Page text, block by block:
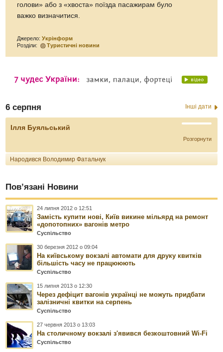
голови» або з «хвоста» поїзда пасажирам було
важко визначитися.
Джерело:Укрінформ
Розділи:
Туристичні новини
6 серпня Інші дати
Ілля Буяльський
Розгорнути
Народився Володимир Фатальчук
Пов’язані Новини
24 липня 2012 о 12:51
Замість купити нові, Київ викине мільярд на ремонт
«допотопних» вагонів метро
Суспільство
30 березня 2012 о 09:04
На київському вокзалі автомати для друку квитків
більшість часу не працююють
Суспільство
15 липня 2013 о 12:30
Через дефіцит вагонів українці не можуть придбати
залізничні квитки на серпень
Суспільство
27 червня 2013 о 13:03
На столичному вокзалі з'явився безкоштовний Wi-Fi
Суспільство